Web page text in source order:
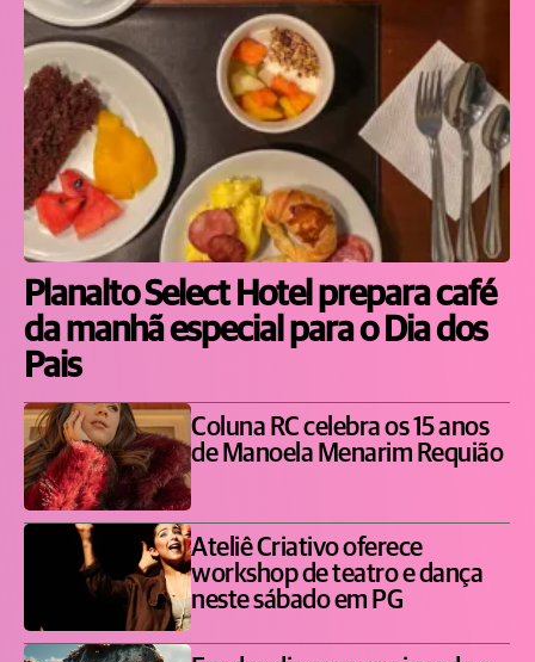
Planalto Select Hotel prepara café
da manhã especial para o Dia dos
Pais
Coluna RC celebra os 15 anos
de Manoela Menarim Requião
Ateliê Criativo oferece
workshop de teatro e dança
neste sábado em PG